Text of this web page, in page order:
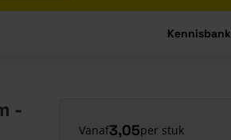
Kennisbank
-
Vanaf3,05per stuk